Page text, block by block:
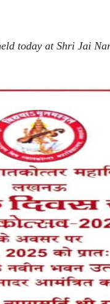
today at Shri Jai